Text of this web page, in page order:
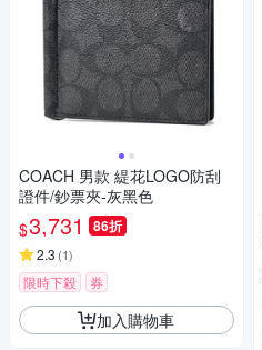
COACH 男款 緹花LOGO防刮
證件/鈔票夾-灰黑色
$3,731 86折
2.3 (1)
限時下殺 券
加入購物車